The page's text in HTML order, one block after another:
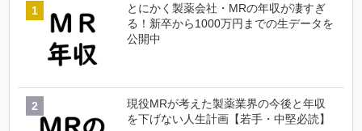
とにかく製薬会社・MRの年収が凄すぎ
る！新卒から1000万円までの生データを
公開中
現役MRが考えた製薬業界の今後と年収
を下げない人生計画【若手・中堅必読】